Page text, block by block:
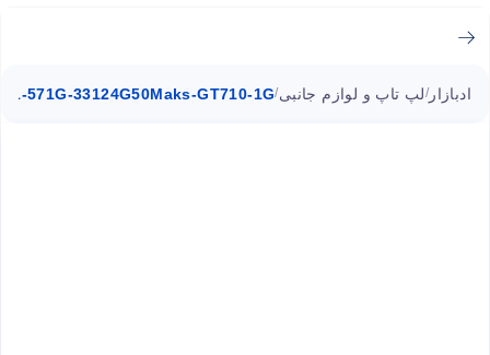
ادبازار /لپ تاپ و لوازم جانبی/
571G-33124G50Maks-GT710-1G